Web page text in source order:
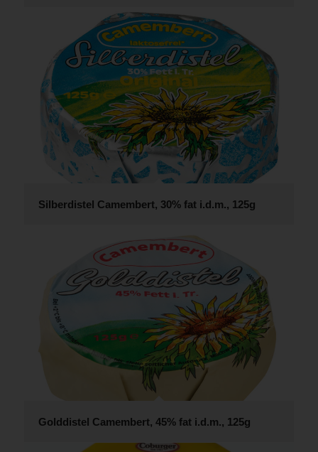
Silberdistel Camembert, 30% fat i.d.m., 125g
Golddistel Camembert, 45% fat i.d.m., 125g